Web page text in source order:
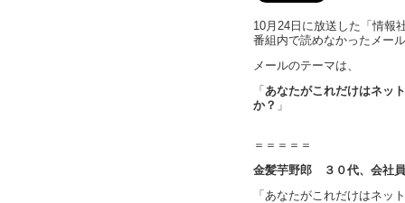
10月24日に放送した「情報
番組内で読めなかったメー
メールのテーマは、
「 あなたがこれだけはネッ
か？ 」
＝＝＝＝＝
金髪芋野郎 ３０代、会社員
「あなたがこれだけはネッ